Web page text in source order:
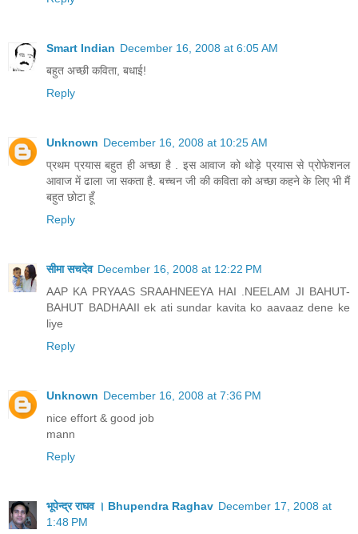
Smart Indian December 16, 2008 at 6:05 AM
बहुत अच्छी कविता, बधाई!
Reply
Unknown December 16, 2008 at 10:25 AM
प्रथम प्रयास बहुत ही अच्छा है . इस आवाज को थोड़े प्रयास से प्रोफेशनल
आवाज में ढाला जा सकता है. बच्चन जी की कविता को अच्छा कहने के लिए भी मैं
बहुत छोटा हूँ
Reply
सीमा सचदेव December 16, 2008 at 12:22 PM
AAP KA PRYAAS SRAAHNEEYA HAI .NEELAM JI BAHUT-
BAHUT BADHAAII ek ati sundar kavita ko aavaaz dene ke
liye
Reply
Unknown December 16, 2008 at 7:36 PM
nice effort & good job
mann
Reply
भूपेन्द्र राघव । Bhupendra Raghav December 17, 2008 at
1:48 PM